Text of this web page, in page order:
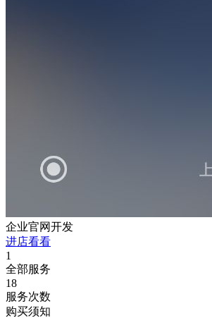
企业官网开发
进店看看
1
全部服务
18
服务次数
购买须知